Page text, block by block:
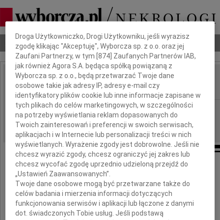
Nekrologi Odeszli Poradnik pogrzebowy
IMIĘ I NAZWISKO: Ruth Buczyńska
REGION: Kraków
DATA EMISJI: 01.09.2012
Odeszła od nas mądra, piękna, szlachetna
Ruth Buczyńska
Dbamy o Twoją prywatność
Droga Użytkowniczko, Drogi Użytkowniku, jeśli wyrazisz
zgodę klikając "Akceptuję", Wyborcza sp. z o.o. oraz jej
Zaufani Partnerzy, w tym [874 ] Zaufanych Partnerów IAB,
jak również Agora S.A. będąca spółką powiązaną z
Wyborcza sp. z o.o., będą przetwarzać Twoje dane
osobowe takie jak adresy IP, adresy e-mail czy
identyfikatory plików cookie lub inne informacje zapisane w
tych plikach do celów marketingowych, w szczególności
na potrzeby wyświetlania reklam dopasowanych do
Twoich zainteresowań i preferencji w swoich serwisach,
aplikacjach i w Internecie lub personalizacji treści w nich
wyświetlanych. Wyrażenie zgody jest dobrowolne. Jeśli nie
chcesz wyrazić zgody, chcesz ograniczyć jej zakres lub
chcesz wycofać zgodę uprzednio udzieloną przejdź do
„Ustawień Zaawansowanych”.
Twoje dane osobowe mogą być przetwarzane także do
celów badania i mierzenia informacji dotyczących
funkcjonowania serwisów i aplikacji lub łączone z danymi
dot. świadczonych Tobie usług. Jeśli podstawą